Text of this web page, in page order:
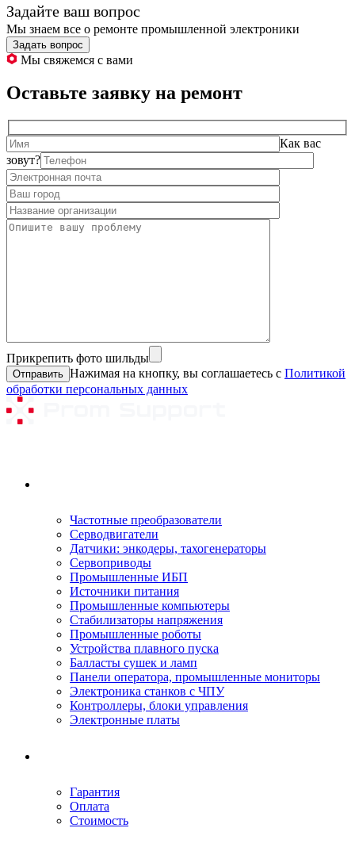
Задайте ваш вопрос
Мы знаем все о ремонте промышленной электроники
Задать вопрос
Мы свяжемся с вами
Оставьте заявку на ремонт
Как вас
зовут?
Прикрепить фото шильды
Нажимая на кнопку, вы соглашаетесь с Политикой
обработки персональных данных
Частотные преобразователи
Серводвигатели
Датчики: энкодеры, тахогенераторы
Сервоприводы
Промышленные ИБП
Источники питания
Промышленные компьютеры
Стабилизаторы напряжения
Промышленные роботы
Устройства плавного пуска
Балласты сушек и ламп
Панели оператора, промышленные мониторы
Электроника станков с ЧПУ
Контроллеры, блоки управления
Электронные платы
Гарантия
Оплата
Стоимость